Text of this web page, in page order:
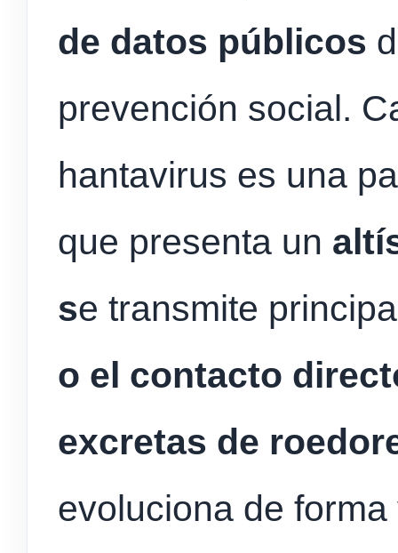
de datos públicos
prevención social.
hantavirus es una
que presenta un
se transmite
o el contacto
excretas de
evoluciona de